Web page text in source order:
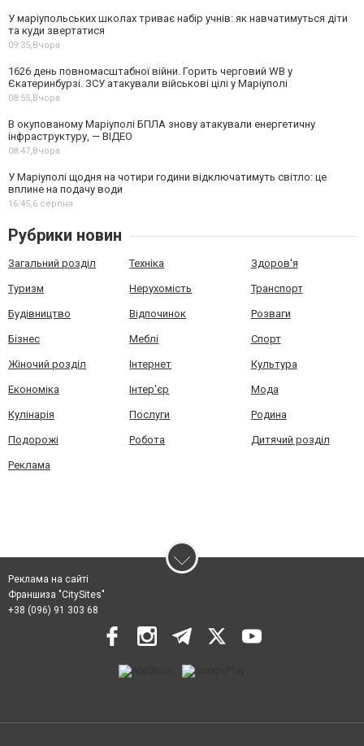
У маріупольських школах триває набір учнів: як навчатимуться діти
та куди звертатися
09:35,Вчора
1626 день повномасштабної війни. Горить черговий WB у
Єкатеринбурзі. ЗСУ атакували військові цілі у Маріуполі
08:55,Вчора
В окупованому Маріуполі БПЛА знову атакували енергетичну
інфраструктуру, — ВІДЕО
08:47,Вчора
У Маріуполі щодня на чотири години відключатимуть світло: це
вплине на подачу води
16:45,6 серпня
Рубрики новин
Загальний розділ Техніка Здоров'я
Туризм Нерухомість Транспорт
Будівництво Відпочинок Розваги
Бізнес Меблі Спорт
Жіночий розділ Інтернет Культура
Економіка Інтер'єр Мода
Кулінарія Послуги Родина
Подорожі Робота Дитячий розділ
Реклама
Реклама на сайті
Франшиза "CitySites"
+38 (096) 91 303 68